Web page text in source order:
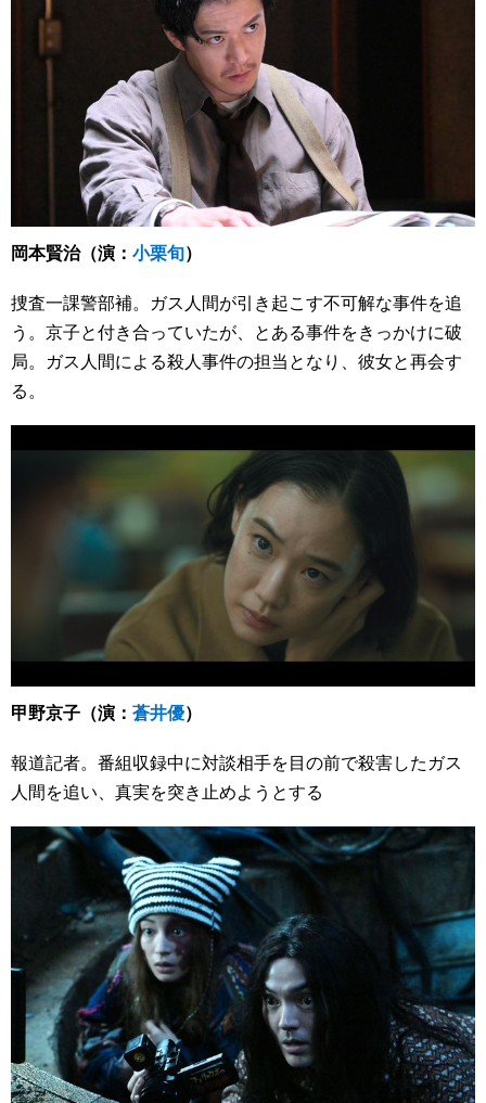
岡本賢治（演： 小栗旬）
捜査一課警部補。ガス人間が引き起こす不可解な事件を追
う。京子と付き合っていたが、とある事件をきっかけに破
局。ガス人間による殺人事件の担当となり、彼女と再会す
る。
甲野京子（演： 蒼井優）
報道記者。番組収録中に対談相手を目の前で殺害したガス
人間を追い、真実を突き止めようとする